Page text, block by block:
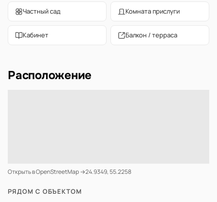
Частный сад Комната прислуги
Кабинет Балкон / терраса
Расположение
Открыть в OpenStreetMap →24.9349, 55.2258
РЯДОМ С ОБЪЕКТОМ